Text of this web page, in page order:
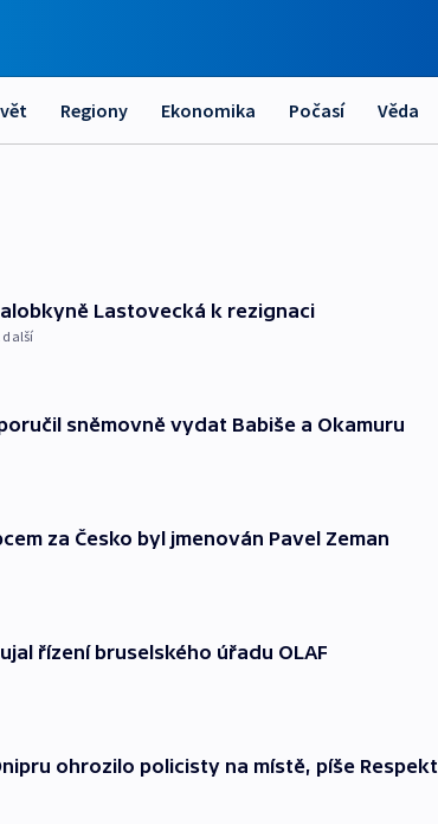
Regiony Ekonomika Počasí Věda
Lastovecká k rezignaci
další
sněmovně vydat Babiše a Okamuru
za Česko byl jmenován Pavel Zeman
řízení bruselského úřadu OLAF
ohrozilo policisty na místě, píše Respekt